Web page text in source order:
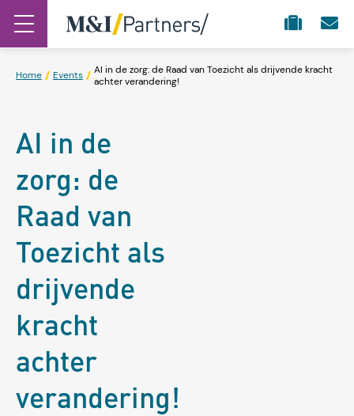
Home Events
AI in de zorg: de Raad van Toezicht als drijvende kracht
achter verandering!
AI in de
zorg: de
Raad van
Toezicht als
drijvende
kracht
achter
verandering!